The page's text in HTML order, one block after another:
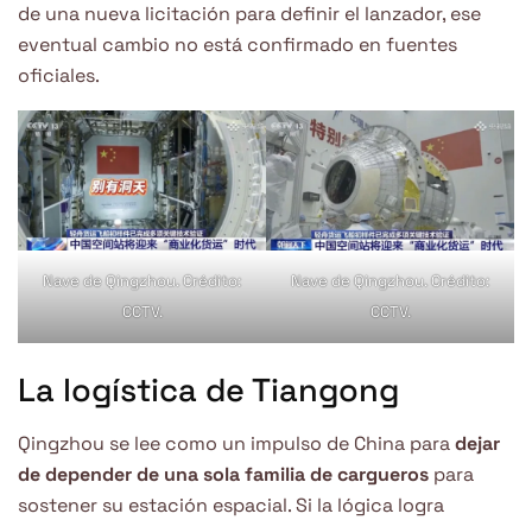
de una nueva licitación para definir el lanzador, ese
eventual cambio no está confirmado en fuentes
oficiales.
Nave de Qingzhou. Crédito:
CCTV.
Nave de Qingzhou. Crédito:
CCTV.
La logística de Tiangong
Qingzhou se lee como un impulso de China paradejar
de depender de una sola familia de cargueros para
sostener su estación espacial. Si la lógica logra